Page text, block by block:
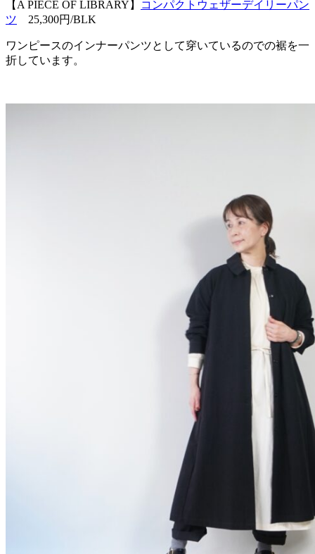
【A PIECE OF LIBRARY】
コンパクトウェザーデイリーパン
ツ 25,300円/BLK
ワンピースのインナーパンツとして穿いているのでの裾を一
折しています。